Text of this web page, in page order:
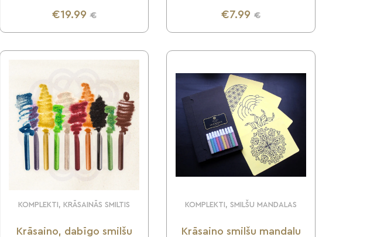
€19.99 €
UZZINI VAIRĀK
€7.99 €
UZZINI VAIRĀK
KOMPLEKTI, KRĀSAINĀS SMILTIS
Krāsaino, dabīgo smilšu
KOMPLEKTI, SMILŠU MANDALAS
Krāsaino smilšu mandalu